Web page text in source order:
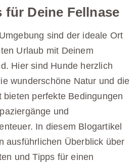
für Deine Fellnase
sind der ideale Ort
Urlaub mit Deinem
Hier sind Hunde herzlich
wunderschöne Natur und die
bieten perfekte Bedingungen
und
In diesem Blogartikel
ausführlichen Überblick über
und Tipps für einen